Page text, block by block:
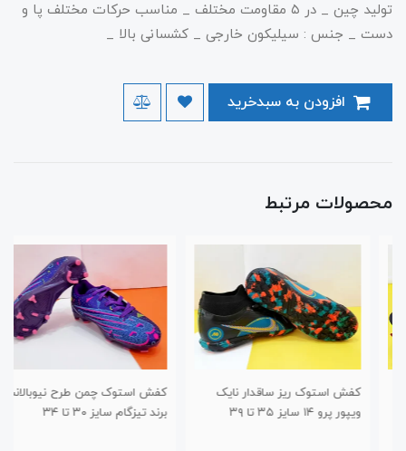
تولید چین _ در ۵ مقاومت مختلف _ مناسب حرکات مختلف پا و
دست _ جنس : سیلیکون خارجی _ کشسانی بالا _
محصولات مرتبط
کفش استوک ریز ساقدار نایک
ویپور پرو ۱۴ سایز ۳۵ تا ۳۹
کفش استوک چمن طرح نیوبالانس
برند تیزگام سایز ۳۰ تا ۳۴